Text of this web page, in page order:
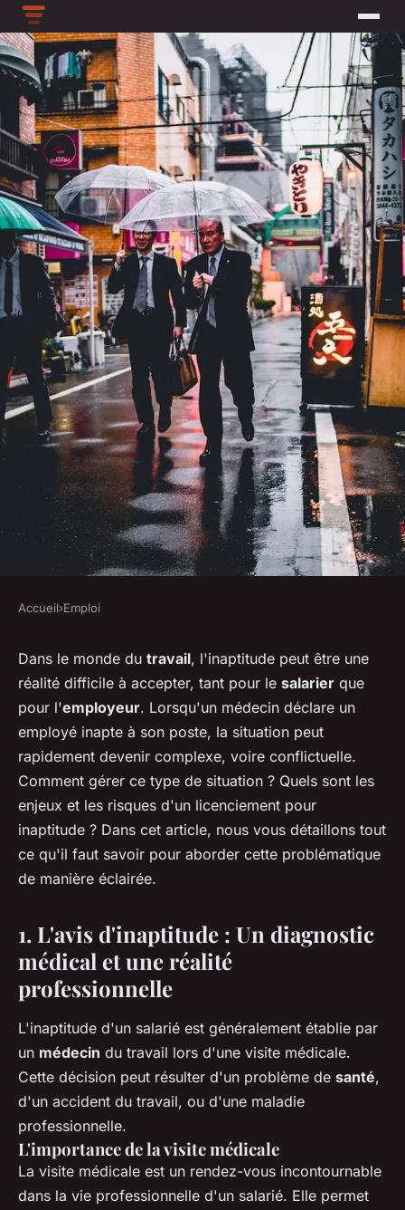
Les risques d'un licenciement
pour inaptitude : Tout ce qu'il
faut savoir
michelle•22 juin 2023 •7 min de lecture
Accueil›Emploi
Dans le monde du travail, l'inaptitude peut être une
réalité difficile à accepter, tant pour le salarier que
pour l'employeur. Lorsqu'un médecin déclare un
employé inapte à son poste, la situation peut
rapidement devenir complexe, voire conflictuelle.
Comment gérer ce type de situation ? Quels sont les
enjeux et les risques d'un licenciement pour
inaptitude ? Dans cet article, nous vous détaillons tout
ce qu'il faut savoir pour aborder cette problématique
de manière éclairée.
1. L'avis d'inaptitude : Un diagnostic
médical et une réalité
professionnelle
L'inaptitude d'un salarié est généralement établie par
un médecin du travail lors d'une visite médicale.
Cette décision peut résulter d'un problème de santé,
d'un accident du travail, ou d'une maladie
professionnelle.
L'importance de la visite médicale
La visite médicale est un rendez-vous incontournable
dans la vie professionnelle d'un salarié. Elle permet